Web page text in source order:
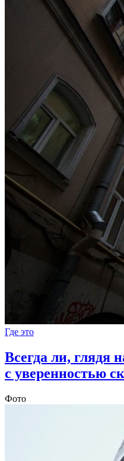
Где это
Всегда ли, глядя
с уверенностью
Фото